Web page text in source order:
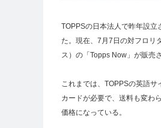
TOPPSの日本法人で昨年設
た。現在、7月7日の対フロリ
ス）の「Topps Now」が販売
これまでは、TOPPSの英語
カードが必要で、送料も変わ
価格になっている。